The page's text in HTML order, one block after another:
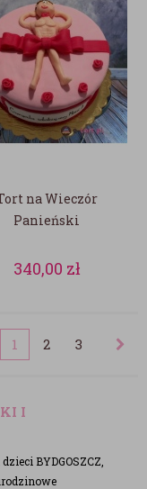
na Wieczór
Panieński
340,00 zł
1 2 3
I
BYDGOSZCZ,